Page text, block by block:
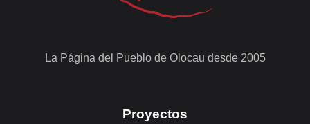
La Página del Pueblo de Olocau desde 2005
Proyectos